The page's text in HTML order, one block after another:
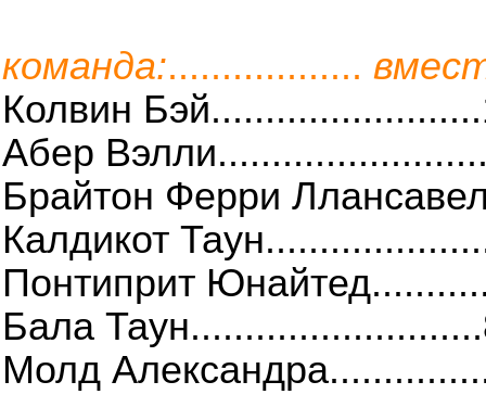
команда:..................
Колвин
Абер
Брайтон Ферри
Калдикот
Понтиприт
Бала
Молд